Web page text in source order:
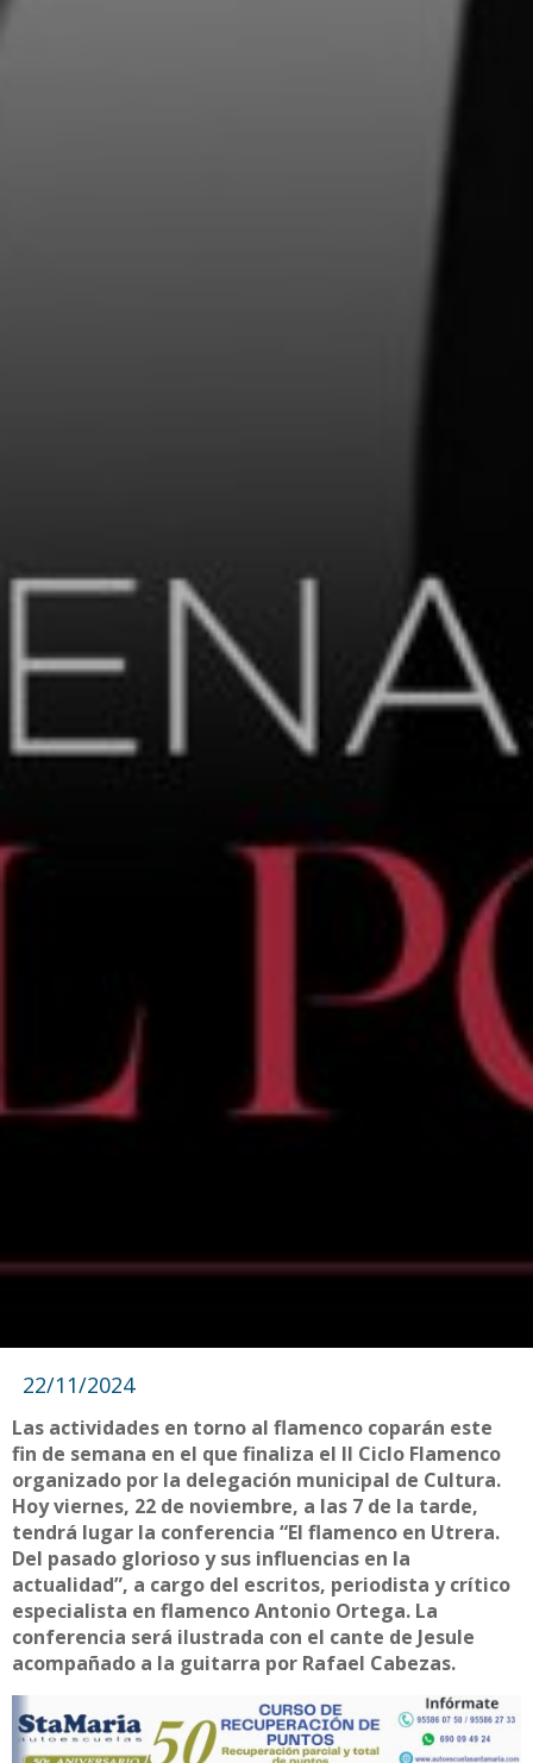
22/11/2024
Las actividades en torno al flamenco coparán este
fin de semana en el que finaliza el II Ciclo Flamenco
organizado por la delegación municipal de Cultura.
Hoy viernes, 22 de noviembre, a las 7 de la tarde,
tendrá lugar la conferencia “El flamenco en Utrera.
Del pasado glorioso y sus influencias en la
actualidad”, a cargo del escritos, periodista y crítico
especialista en flamenco Antonio Ortega. La
conferencia será ilustrada con el cante de Jesule
acompañado a la guitarra por Rafael Cabezas.